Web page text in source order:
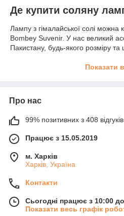
Де купити соляну
Лампу з гімалайської солі можна
Bombey Suvenir. У нас великий
Пакистану, будь-якого розміру та
Ми доставляємо соляні лампи
або свічник із гімалайської солі.
Показати
Про нас
99% позитивних з 408 відгуків
Працює з 15.05.2019
м. Харків
Харків, Україна
Контакти
Сьогодні працює з 10:00
Показати весь графік